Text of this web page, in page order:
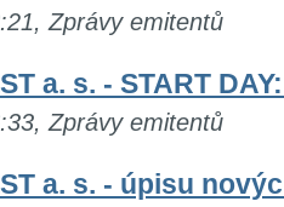
Zprávy emitentů
a. s. - START
Zprávy emitentů
a. s. - úpisu